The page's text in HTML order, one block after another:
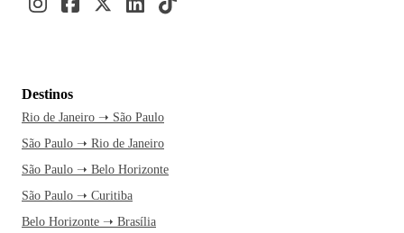
Destinos
Rio de Janeiro ➝ São Paulo
São Paulo ➝ Rio de Janeiro
São Paulo ➝ Belo Horizonte
São Paulo ➝ Curitiba
Belo Horizonte ➝ Brasília